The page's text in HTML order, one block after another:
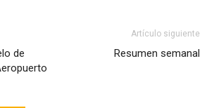
de
Artículo siguiente
Resumen semanal